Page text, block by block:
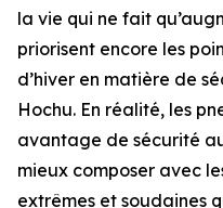
la vie qui ne fait
priorisent encore les
d’hiver en matière de
Hochu. En réalité, les
avantage de sécurité
mieux composer avec
extrêmes et soudaines